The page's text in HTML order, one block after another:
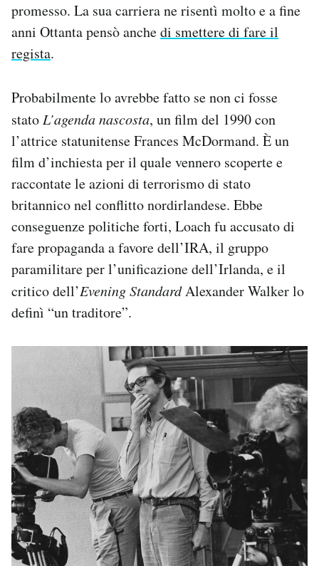
promesso. La sua carriera ne risentì molto e a fine
anni Ottanta pensò anchedi smettere di fare il
regista.
Probabilmente lo avrebbe fatto se non ci fosse
statoL’agenda nascosta, un film del 1990 con
l’attrice statunitense Frances McDormand. È un
film d’inchiesta per il quale vennero scoperte e
raccontate le azioni di terrorismo di stato
britannico nel conflitto nordirlandese. Ebbe
conseguenze politiche forti, Loach fu accusato di
fare propaganda a favore dell’IRA, il gruppo
paramilitare per l’unificazione dell’Irlanda, e il
critico dell’Evening StandardAlexander Walker lo
definì “un traditore”.